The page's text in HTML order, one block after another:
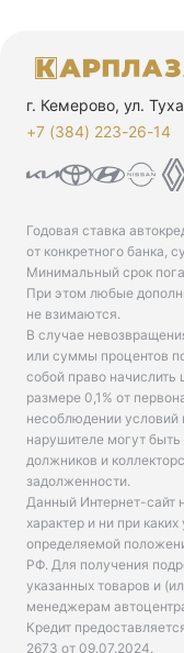
г. Кемерово, ул.
+7 (384) 223-26-14‬
Годовая ставка
от конкретного банка,
Минимальный срок
При этом любые
не взимаются.
В случае
или суммы процентов
собой право начислить
размере 0,1% от
несоблюдении условий
нарушителе могут
должников и
задолженности.
Данный Интернет-сайт
характер и ни при
определяемой
РФ. Для получения
указанных товаров и
менеджерам
Кредит
2673 от 09.07.2024.